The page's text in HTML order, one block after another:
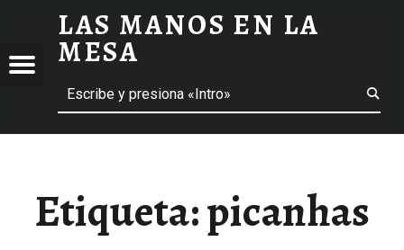
PICANHAS ARCHIVOS - LAS MANOS EN LA MESA
LAS MANOS EN LA
MESA
Menú Buscar
Etiqueta:picanhas